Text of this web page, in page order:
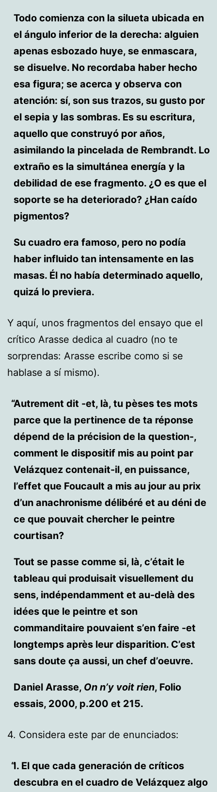
Todo comienza con la silueta ubicada en
el ángulo inferior de la derecha: alguien
apenas esbozado huye, se enmascara,
se disuelve. No recordaba haber hecho
esa figura; se acerca y observa con
atención: sí, son sus trazos, su gusto por
el sepia y las sombras. Es su escritura,
aquello que construyó por años,
asimilando la pincelada de Rembrandt. Lo
extraño es la simultánea energía y la
debilidad de ese fragmento. ¿O es que el
soporte se ha deteriorado? ¿Han caído
pigmentos?
Su cuadro era famoso, pero no podía
haber influido tan intensamente en las
masas. Él no había determinado aquello,
quizá lo previera.
Y aquí, unos fragmentos del ensayo que el
crítico Arasse dedica al cuadro (no te
sorprendas: Arasse escribe como si se
hablase a sí mismo).
Autrement dit -et, là, tu pèses tes mots
parce que la pertinence de ta réponse
dépend de la précision de la question-,
comment le dispositif mis au point par
Velázquez contenait-il, en puissance,
l’effet que Foucault a mis au jour au prix
d’un anachronisme délibéré et au déni de
ce que pouvait chercher le peintre
courtisan?
Tout se passe comme si, là, c’était le
tableau qui produisait visuellement du
sens, indépendamment et au-delà des
idées que le peintre et son
commanditaire pouvaient s’en faire -et
longtemps après leur disparition. C’est
sans doute ça aussi, un chef d’oeuvre.
Daniel Arasse, On n’y voit rien, Folio
essais, 2000, p.200 et 215.
4. Considera este par de enunciados:
I. El que cada generación de críticos
descubra en el cuadro de Velázquez algo